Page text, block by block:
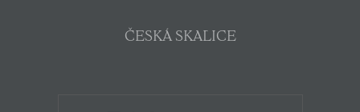
ČESKÁ SKALICE